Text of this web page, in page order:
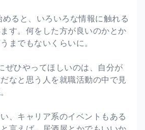
ると、いろいろな情報に触れる
す。何をした方が良いのかとか
までもないくらいに。
ぜひやってほしいのは、自分が
なと思う人を就職活動の中で見
、キャリア系のイベントもある